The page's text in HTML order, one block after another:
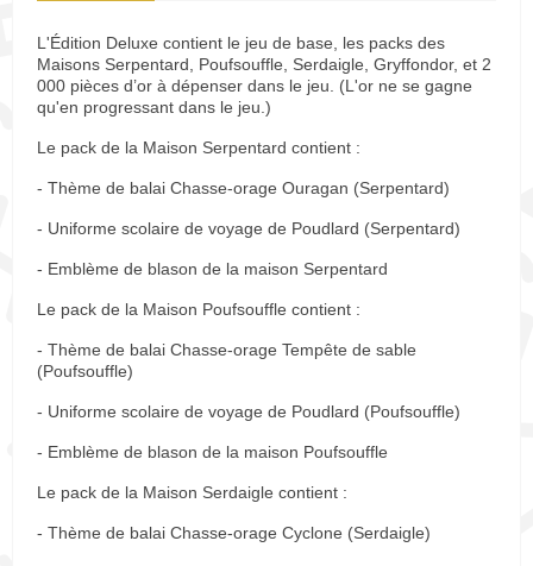
L'Édition Deluxe contient le jeu de base, les packs des
Maisons Serpentard, Poufsouffle, Serdaigle, Gryffondor, et 2
000 pièces d’or à dépenser dans le jeu. (L'or ne se gagne
qu'en progressant dans le jeu.)
Le pack de la Maison Serpentard contient :
- Thème de balai Chasse-orage Ouragan (Serpentard)
- Uniforme scolaire de voyage de Poudlard (Serpentard)
- Emblème de blason de la maison Serpentard
Le pack de la Maison Poufsouffle contient :
- Thème de balai Chasse-orage Tempête de sable
(Poufsouffle)
- Uniforme scolaire de voyage de Poudlard (Poufsouffle)
- Emblème de blason de la maison Poufsouffle
Le pack de la Maison Serdaigle contient :
- Thème de balai Chasse-orage Cyclone (Serdaigle)